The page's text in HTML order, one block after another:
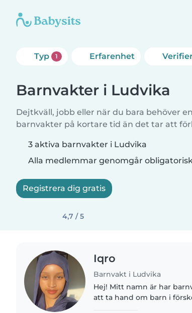
Typ 1 Erfarenhet
Barnvakter i Ludvika
Dejtkväll, jobb eller när du bara behöver
barnvakter på kortare tid än det tar att
3 aktiva barnvakter i Ludvika
Alla medlemmar genomgår
Registrera dig gratis
4,7 / 5
Iqro
Barnvakt i Ludvika
Hej! Mitt namn är har
att ta hand om barn i